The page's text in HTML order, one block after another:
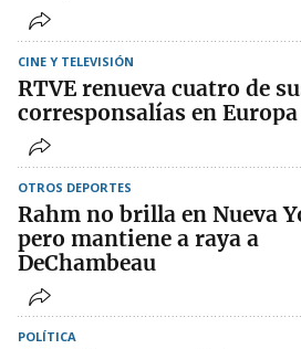
CINE Y TELEVISIÓN
RTVE renueva cuatro de
corresponsalías en Europa
OTROS DEPORTES
Rahm no brilla en Nueva
pero mantiene a raya a
DeChambeau
POLÍTICA